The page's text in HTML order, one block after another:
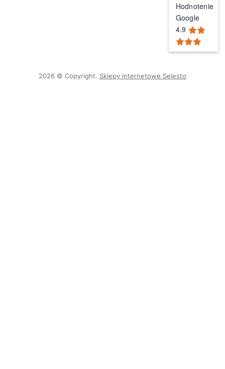
Hodnotenie
Google
4.9
2026 © Copyright. Sklepy internetowe Selesto